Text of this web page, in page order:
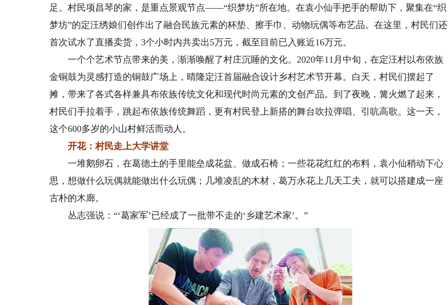
足。村民项昌琴的家，是重点景观节点——“织梦坊”所在地。在袁小仙手把手的帮助下，聚集在“织
梦坊”的定汪绣娘们创作出了融合民族元素的杯垫、擦手巾、动物玩偶等布艺品。在这里，村民们还
首次试水了直播卖货，3个小时内共卖出5万元，截至目前已入账近16万元。
一个个艺术节点带来的美，渐渐唤醒了村庄沉睡的文化。2020年11月中旬，在定汪村以布依族
金铜鼓为灵感打造的铜鼓广场上，晴隆定汪首届融合设计乡村艺术节开幕。白天，村民们摆起了
摊，带来了各式各样兼具布依族传统文化和现代时尚元素的文创产品。到了夜晚，篝火燃了起来，
村民们手拉着手，跳起布依族传统舞蹈，更有村民登上新搭的舞台吹拉弹唱、引吭高歌。这一天，
这个600多岁的小山村鲜活而动人。
开花：村民走上大学讲堂
一堆鹅卵石，在葛德土的手里能垒成花盆、做成石椅；一些花花红红的布料，袁小仙稍动下心
思，想做什么玩偶就能做出什么玩偶；几堆凌乱的木材，葛万永花上几天工夫，就可以搭建成一座
古朴的木廊。
丛志强说：“‘葛家军’已经成了一批带不走的‘乡建艺术家’。”